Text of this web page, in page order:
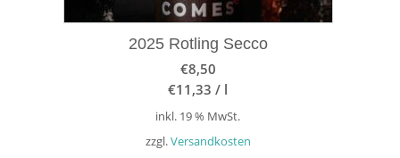
2025 Rotling Secco
€8,50
€11,33 / l
inkl. 19 % MwSt.
zzgl.Versandkosten